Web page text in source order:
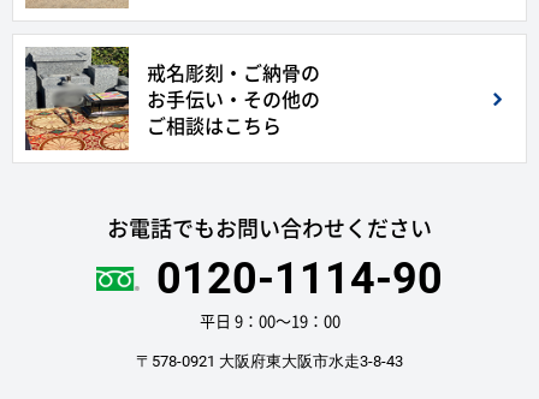
戒名彫刻・ご納骨の
お手伝い・その他の
ご相談はこちら
お電話でもお問い合わせください
0120-1114-90
平日 9：00〜19：00
〒578-0921 大阪府東大阪市水走3-8-43